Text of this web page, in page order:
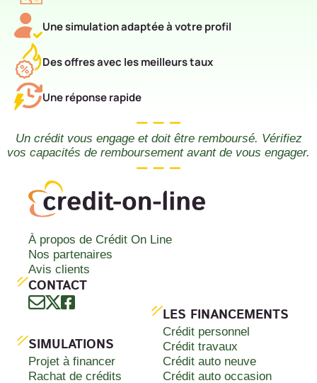
Une simulation adaptée à votre profil
Des offres avec les meilleurs taux
Une réponse rapide
Un crédit vous engage et doit être remboursé. Vérifiez
vos capacités de remboursement avant de vous engager.
À propos de Crédit On Line
Nos partenaires
Avis clients
CONTACT
SIMULATIONS
Projet à financer
Rachat de crédits
LES FINANCEMENTS
Crédit personnel
Crédit travaux
Crédit auto neuve
Crédit auto occasion